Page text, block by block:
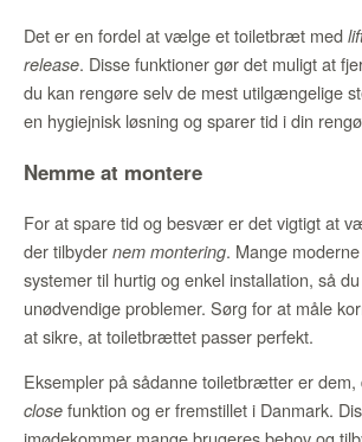
Det er en fordel at vælge et toiletbræt med
release. Disse funktioner gør det muligt at
du kan rengøre selv de mest utilgængelige
en hygiejnisk løsning og sparer tid i din
Nemme at montere
For at spare tid og besvær er det vigtigt at
der tilbyder nem montering. Mange
systemer til hurtig og enkel installation, så
unødvendige problemer. Sørg for at måle
at sikre, at toiletbrættet passer perfekt.
Eksempler på sådanne toiletbrætter er dem,
close funktion og er fremstillet i Danmark.